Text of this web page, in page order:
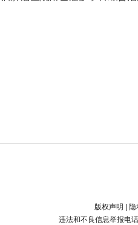
版权声明 隐
违法和不良信息举报电